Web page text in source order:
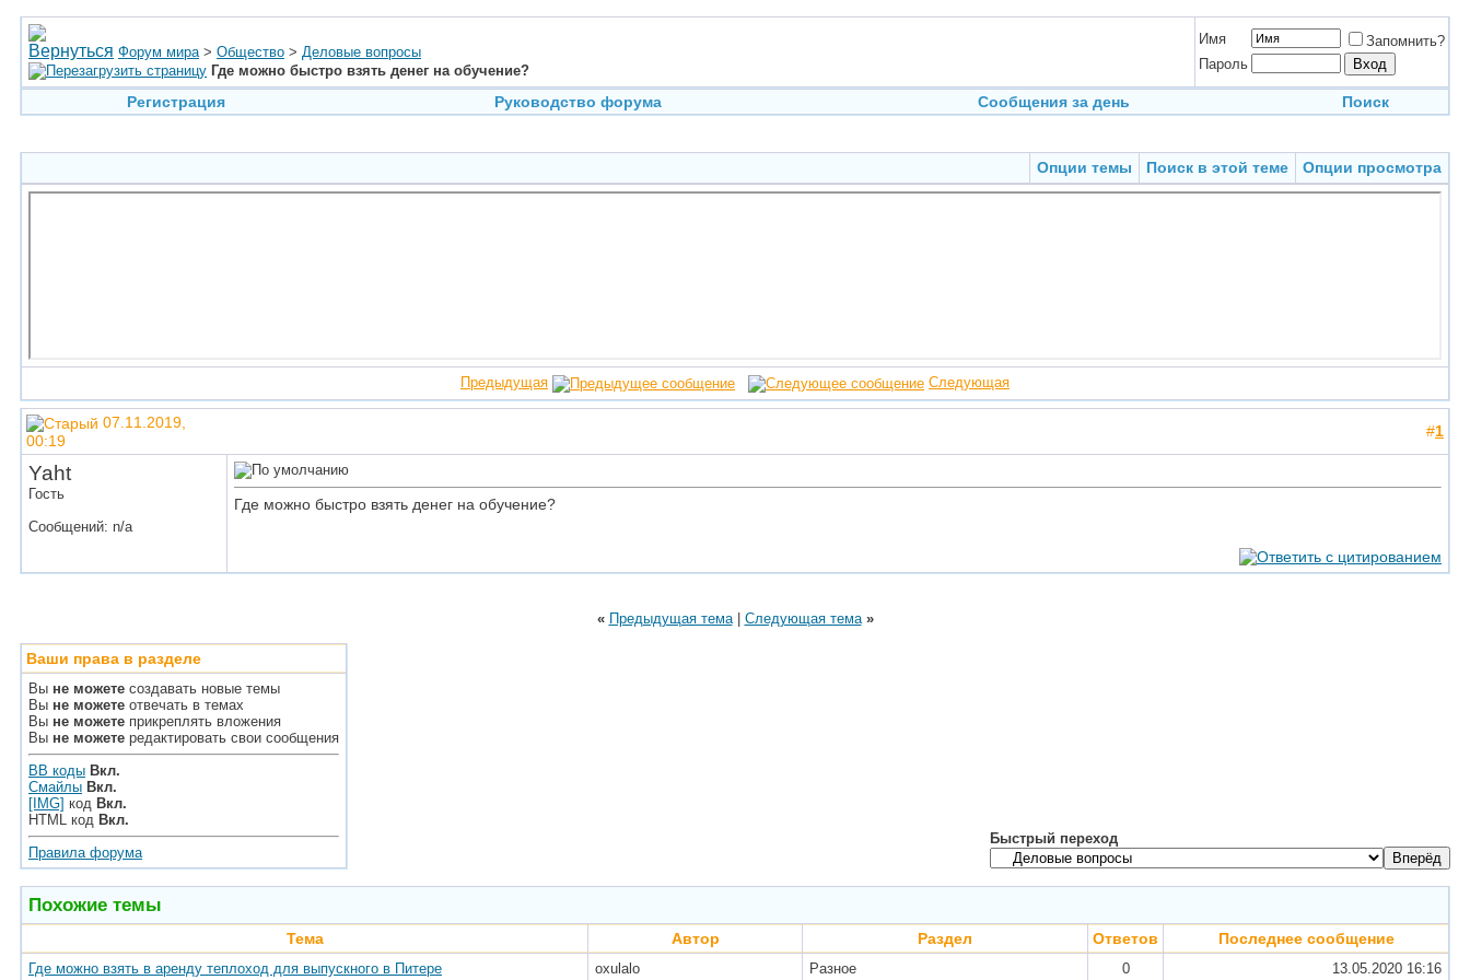
Форум мира > Общество > Деловые вопросы
Где можно быстро взять денег на обучение?
Имя
Запомнить?
Пароль
Регистрация Руководство форума Сообщения за день Поиск
Опции темы Поиск в этой теме Опции просмотра
Предыдущая Следующая
07.11.2019,
00:19
#1
Yaht
Гость
Сообщений: n/a
Где можно быстро взять денег на обучение?
« Предыдущая тема| Следующая тема »
Ваши права в разделе
Вы не можете создавать новые темы
Вы не можете отвечать в темах
Вы не можете прикреплять вложения
Вы не можете редактировать свои сообщения
BB коды Вкл.
Смайлы Вкл.
[IMG] код Вкл.
HTML код Вкл.
Правила форума
Быстрый переход
Похожие темы
Тема Автор Раздел Ответов Последнее сообщение
Где можно взять в аренду теплоход для выпускного в Питере oxulalo Разное 0 13.05.2020 16:16